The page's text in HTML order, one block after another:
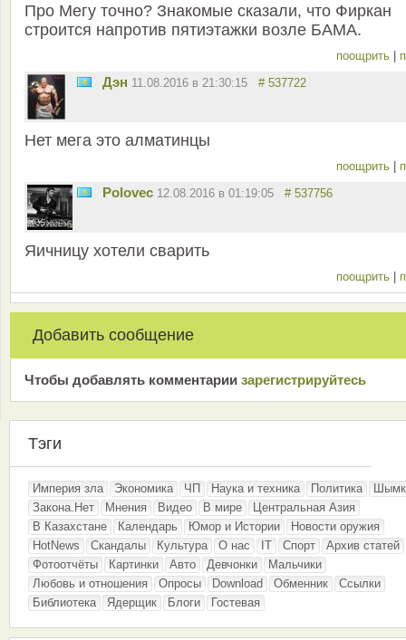
Про Мегу точно? Знакомые сказали, что Фиркан
строится напротив пятиэтажки возле БАМА.
поощрить
Дэн 11.08.2016 в 21:30:15 # 537722
Нет мега это алматинцы
поощрить
Polovec 12.08.2016 в 01:19:05 # 537756
Яичницу хотели сварить
поощрить
Добавить сообщение
Чтобы добавлять комментарии зарeгиcтрирyйтeсь
Тэги
Империя зла Экономика ЧП Наука и техника Политика
Закона.Нет
Мнения Видео В мире
Центральная Азия
В Казахстане
Календарь Юмор и Истории
Новости оружия
HotNews
Скандалы Культура О нас IT Спорт
Архив статей
Фотоотчёты
Картинки Авто Девчонки
Мальчики
Любовь и отношения
Опросы Download Обменник
Ссылки
Библиотека
Ядерщик Блоги Гостевая